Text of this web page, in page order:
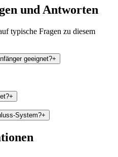
undAntworten
typische Fragen zu diesem
geeignet?+
+
System?+